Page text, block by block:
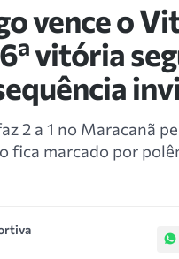
vence o
vitória
2 a 1 no Maracanã
fica marcado por